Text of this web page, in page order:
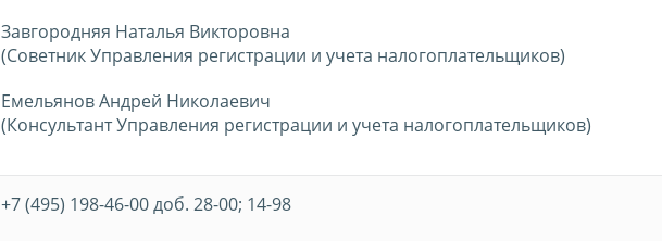
Завгородняя Наталья Викторовна
(Советник Управления регистрации и учета налогоплательщиков)
Емельянов Андрей Николаевич
(Консультант Управления регистрации и учета налогоплательщиков)
+7 (495) 198-46-00 доб. 28-00; 14-98